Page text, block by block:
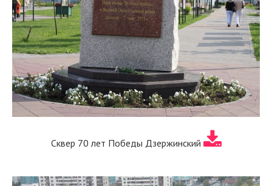
Сквер 70 лет Победы Дзержинский